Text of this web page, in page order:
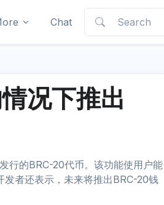
Chat
况下推出
行的BRC-20代币。该功能使用户能
者还表示，未来将推出BRC-20钱